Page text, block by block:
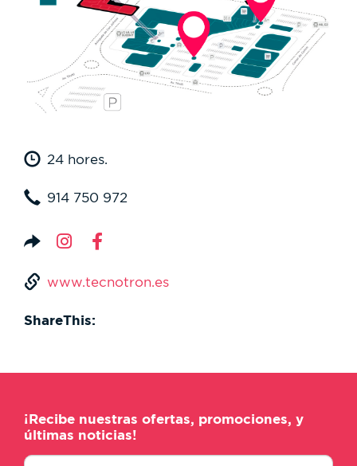
24 hores.
914 750 972
www.tecnotron.es
ShareThis:
¡Recibe nuestras ofertas, promociones, y
últimas noticias!